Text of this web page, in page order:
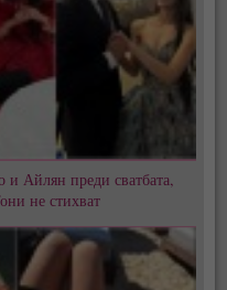
Айлян преди сватбата,
не стихват